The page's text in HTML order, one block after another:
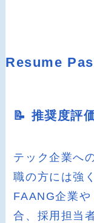
Resume
📝 推奨度評価
テック企業へ
職の方には強
FAANG企業
合、採用担当